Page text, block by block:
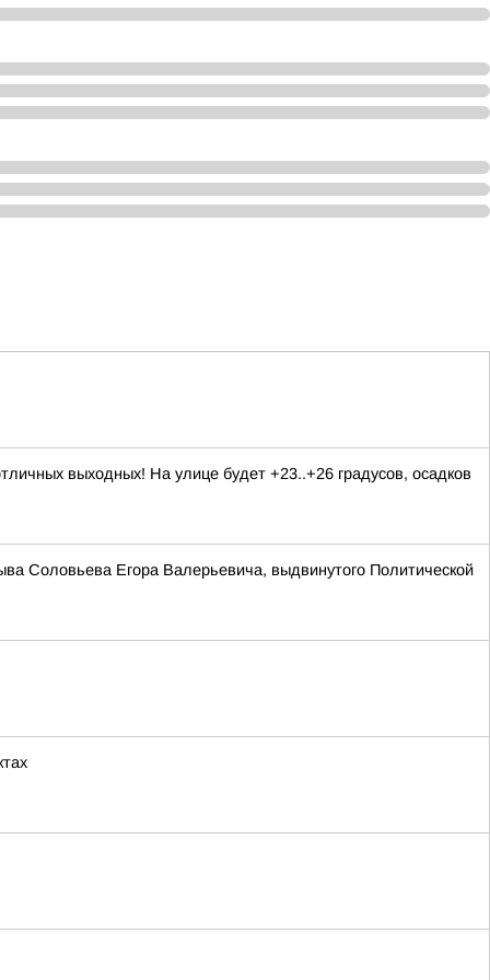
выходных! На улице будет +23..+26 градусов, осадков
Соловьева Егора Валерьевича, выдвинутого Политической